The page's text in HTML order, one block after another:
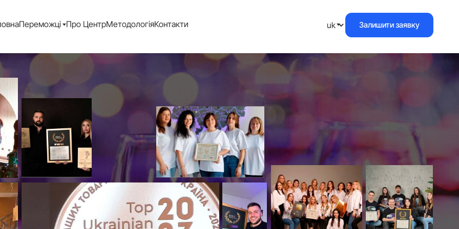
Переможці Про ЦентрМетодологіяКонтакти Залишити заявку